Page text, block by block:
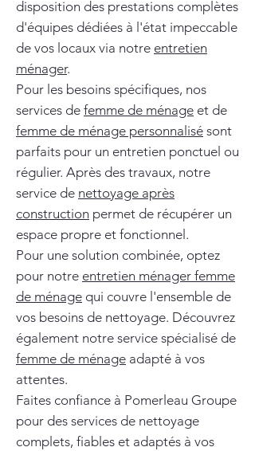
disposition des prestations complètes
d'équipes dédiées à l'état impeccable
de vos locaux via notre entretien
ménager.
Pour les besoins spécifiques, nos
services de femme de ménage et de
femme de ménage personnalisé sont
parfaits pour un entretien ponctuel ou
régulier. Après des travaux, notre
service de nettoyage après
construction permet de récupérer un
espace propre et fonctionnel.
Pour une solution combinée, optez
pour notre entretien ménager femme
de ménage qui couvre l'ensemble de
vos besoins de nettoyage. Découvrez
également notre service spécialisé de
femme de ménage adapté à vos
attentes.
Faites confiance à Pomerleau Groupe
pour des services de nettoyage
complets, fiables et adaptés à vos